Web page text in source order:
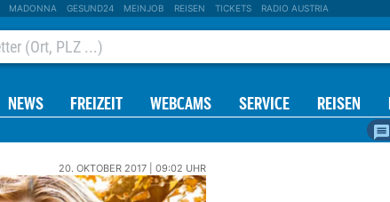
MADONNA GESUND24 MEINJOB REISEN TICKETS RADIO AUSTRIA
NEWS FREIZEIT WEBCAMS SERVICE REISEN
20. OKTOBER 2017 | 09:02 UHR